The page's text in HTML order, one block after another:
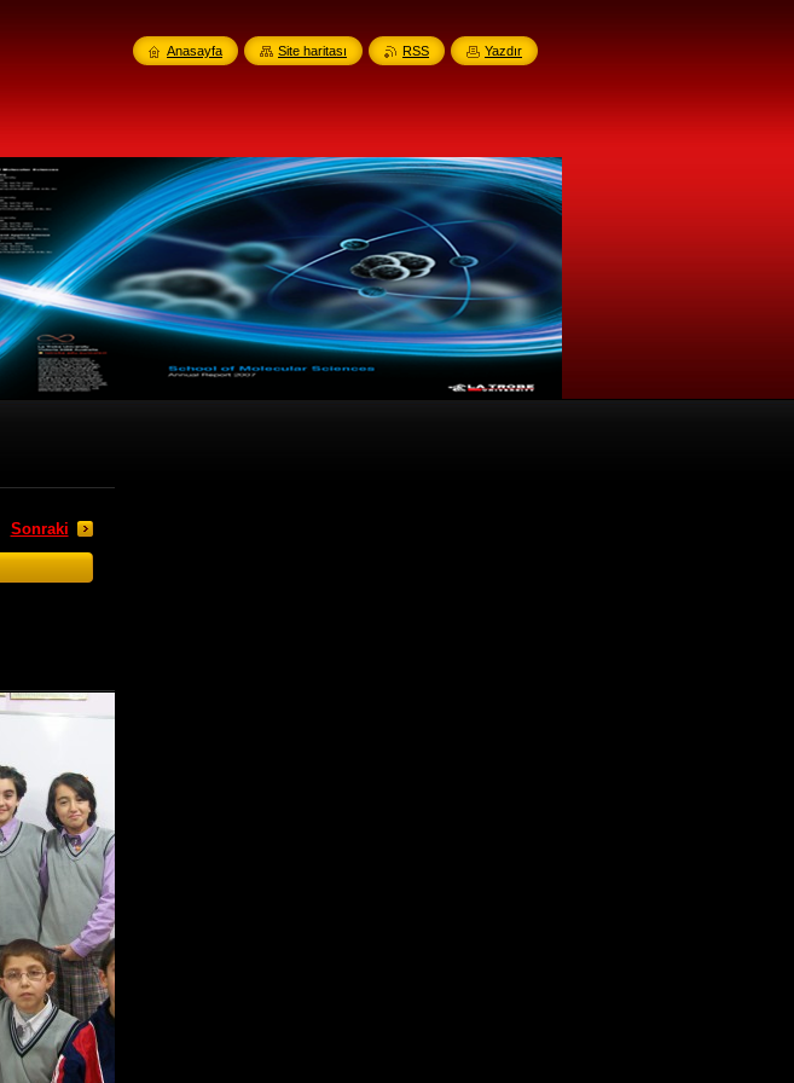
Sonraki
Anasayfa Site haritası RSS Yazdır